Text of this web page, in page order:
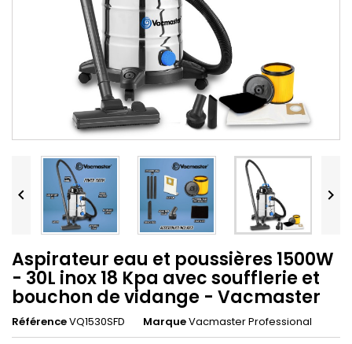
 
Aspirateur eau et poussières 1500W
- 30L inox 18 Kpa avec soufflerie et
bouchon de vidange - Vacmaster
RéférenceVQ1530SFD MarqueVacmaster Professional